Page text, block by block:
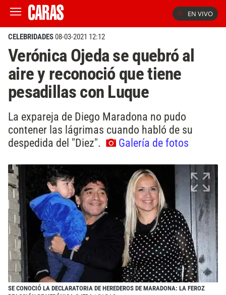
EN VIVO
CELEBRIDADES08-03-2021 12:12
Verónica Ojeda se quebró al
aire y reconoció que tiene
pesadillas con Luque
La expareja de Diego Maradona no pudo
contener las lágrimas cuando habló de su
despedida del "Diez".
Galería de fotos
SE CONOCIÓ LA DECLARATORIA DE HEREDEROS DE MARADONA: LA FEROZ